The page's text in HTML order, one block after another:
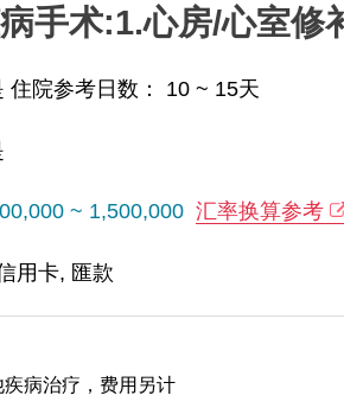
手术:1.心房/心室修
住院参考日数： 10 ~ 15天
~ 1,500,000 汇率换算参考
用卡, 匯款
病治疗，费用另计